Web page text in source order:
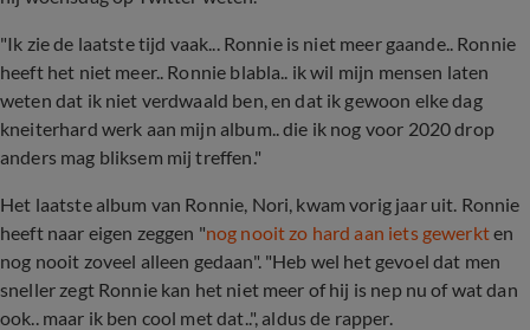
"Ik zie de laatste tijd vaak... Ronnie is niet meer gaande.. Ronnie
heeft het niet meer.. Ronnie blabla.. ik wil mijn mensen laten
weten dat ik niet verdwaald ben, en dat ik gewoon elke dag
kneiterhard werk aan mijn album.. die ik nog voor 2020 drop
anders mag bliksem mij treffen."
Het laatste album van Ronnie, Nori, kwam vorig jaar uit. Ronnie
heeft naar eigen zeggen "nog nooit zo hard aan iets gewerkten
nog nooit zoveel alleen gedaan". "Heb wel het gevoel dat men
sneller zegt Ronnie kan het niet meer of hij is nep nu of wat dan
ook.. maar ik ben cool met dat..", aldus de rapper.